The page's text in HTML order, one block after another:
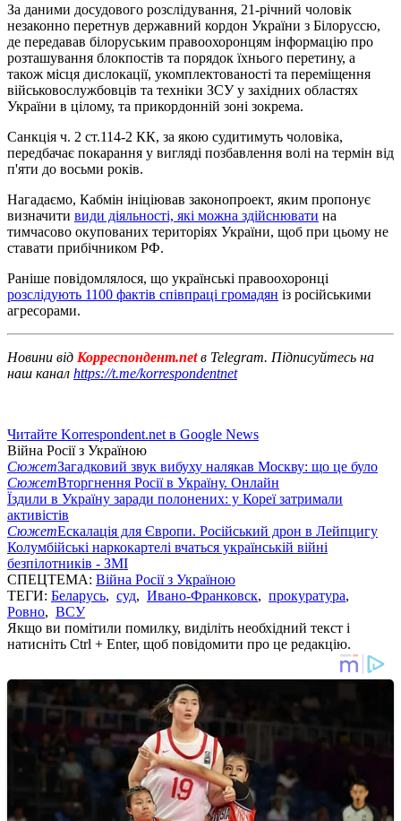
За даними досудового розслідування, 21-річний чоловік
незаконно перетнув державний кордон України з Білоруссю,
де передавав білоруським правоохоронцям інформацію про
розташування блокпостів та порядок їхнього перетину, а
також місця дислокації, укомплектованості та переміщення
військовослужбовців та техніки ЗСУ у західних областях
України в цілому, та прикордонній зоні зокрема.
Санкція ч. 2 ст.114-2 КК, за якою судитимуть чоловіка,
передбачає покарання у вигляді позбавлення волі на термін від
п'яти до восьми років.
Нагадаємо, Кабмін ініціював законопроект, яким пропонує
визначити види діяльності, які можна здійснювати на
тимчасово окупованих територіях України, щоб при цьому не
ставати прибічником РФ.
Раніше повідомлялося, що українські правоохоронці
розслідують 1100 фактів співпраці громадян із російськими
агресорами.
Новини від Корреспондент.netв Telegram. Підписуйтесь на
наш канал https://t.me/korrespondentnet
Читайте Korrespondent.net в Google News
Війна Росії з Україною
СюжетЗагадковий звук вибуху налякав Москву: що це було
СюжетВторгнення Росії в Україну. Онлайн
Їздили в Україну заради полонених: у Кореї затримали
активістів
СюжетЕскалація для Європи. Російський дрон в Лейпцигу
Колумбійські наркокартелі вчаться українській війні
безпілотників - ЗМІ
СПЕЦТЕМА: Війна Росії з Україною
ТЕГИ: Беларусь, суд, Ивано-Франковск, прокуратура,
Ровно, ВСУ
Якщо ви помітили помилку, виділіть необхідний текст і
натисніть Ctrl + Enter, щоб повідомити про це редакцію.